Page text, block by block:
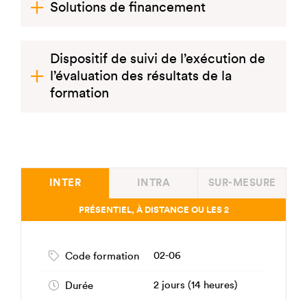
Solutions de financement
Dispositif de suivi de l’exécution de
l’évaluation des résultats de la
formation
INTER INTRA SUR-MESURE
PRÉSENTIEL, À DISTANCE OU LES 2
Code formation 02-06
Durée 2 jours (14 heures)